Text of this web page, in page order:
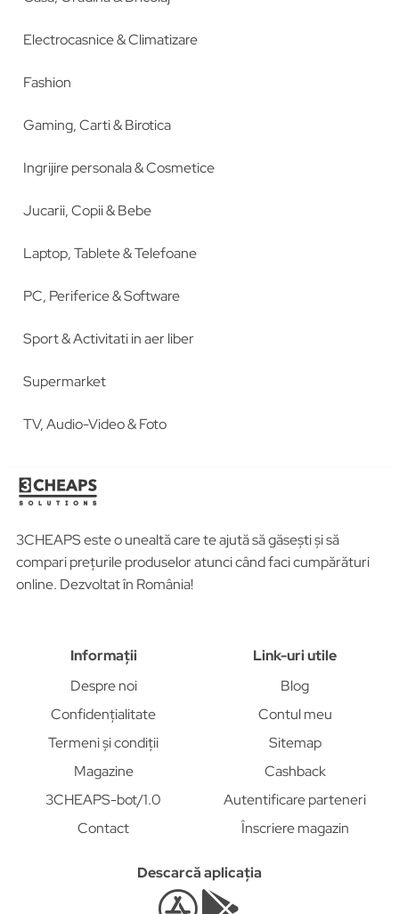
Electrocasnice & Climatizare
Fashion
Gaming, Carti & Birotica
Ingrijire personala & Cosmetice
Jucarii, Copii & Bebe
Laptop, Tablete & Telefoane
PC, Periferice & Software
Sport & Activitati in aer liber
Supermarket
TV, Audio-Video & Foto
3CHEAPS este o unealtă care te ajută să găsești și să
compari prețurile produselor atunci când faci cumpărături
online. Dezvoltat în România!
Informații
Despre noi
Confidențialitate
Termeni și condiții
Magazine
3CHEAPS-bot/1.0
Contact
Link-uri utile
Blog
Contul meu
Sitemap
Cashback
Autentificare parteneri
Înscriere magazin
Descarcă aplicația